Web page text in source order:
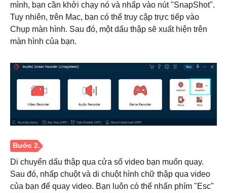
mình, bạn cần khởi chạy nó và nhấp vào nút "SnapShot".
Tuy nhiên, trên Mac, bạn có thể truy cập trực tiếp vào
Chụp màn hình. Sau đó, một dấu thập sẽ xuất hiện trên
màn hình của bạn.
Di chuyển dấu thập qua cửa sổ video bạn muốn quay.
Sau đó, nhấp chuột và di chuột hình chữ thập qua video
của bạn để quay video. Bạn luôn có thể nhấn phím "Esc"